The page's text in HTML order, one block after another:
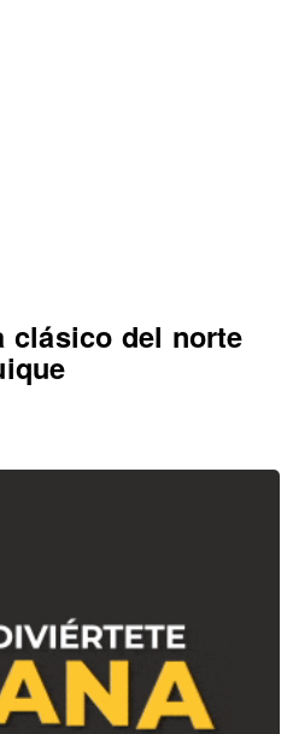
clásico del norte